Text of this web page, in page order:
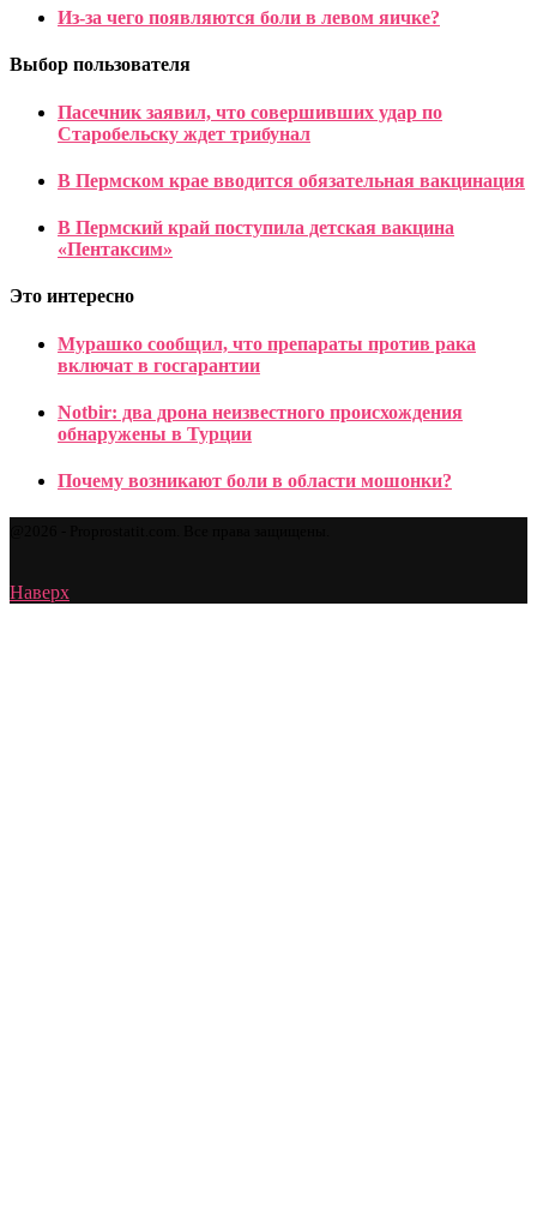
Из-за чего появляются боли в левом яичке?
Выбор пользователя
Пасечник заявил, что совершивших удар по
Старобельску ждет трибунал
В Пермском крае вводится обязательная вакцинация
В Пермский край поступила детская вакцина
«Пентаксим»
Это интересно
Мурашко сообщил, что препараты против рака
включат в госгарантии
Notbir: два дрона неизвестного происхождения
обнаружены в Турции
Почему возникают боли в области мошонки?
Наверх